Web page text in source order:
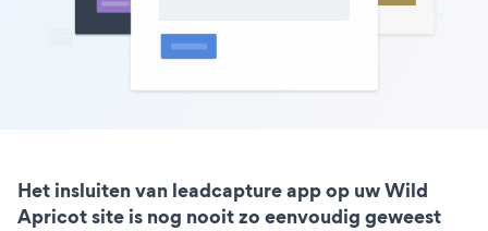
Het insluiten van leadcapture app op uw Wild
Apricot site is nog nooit zo eenvoudig geweest